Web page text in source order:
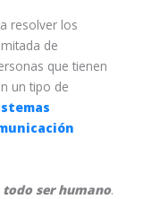
resolver los
de
que tienen
un tipo de
todo ser humano.